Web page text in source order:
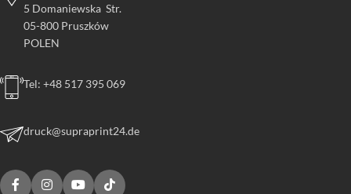
5 Domaniewska Str.
05-800 Pruszków
POLEN
Tel: +48 517 395 069
druck@supraprint24.de